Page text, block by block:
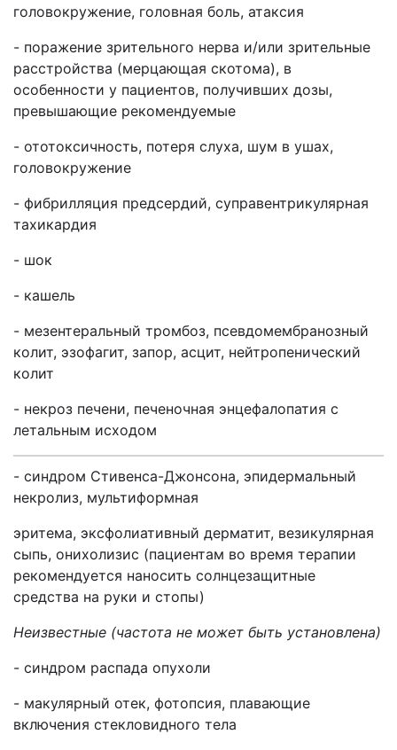
головокружение, головная боль, атаксия
- поражение зрительного нерва и/или зрительные
расстройства (мерцающая скотома), в
особенности у пациентов, получивших дозы,
превышающие рекомендуемые
- ототоксичность, потеря слуха, шум в ушах,
головокружение
- фибрилляция предсердий, суправентрикулярная
тахикардия
- шок
- кашель
- мезентеральный тромбоз, псевдомембранозный
колит, эзофагит, запор, асцит, нейтропенический
колит
- некроз печени, печеночная энцефалопатия с
летальным исходом
- синдром Стивенса-Джонсона, эпидермальный
некролиз, мультиформная
эритема, эксфолиативный дерматит, везикулярная
сыпь, онихолизис (пациентам во время терапии
рекомендуется наносить солнцезащитные
средства на руки и стопы)
Неизвестные (частота не может быть установлена)
- синдром распада опухоли
- макулярный отек, фотопсия, плавающие
включения стекловидного тела